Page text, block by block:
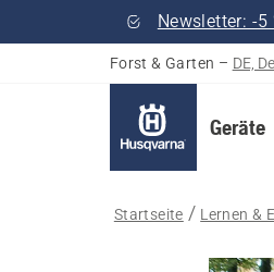
Newsletter: -5
Forst & Garten – DE,
Geräte
Startseite Lernen &